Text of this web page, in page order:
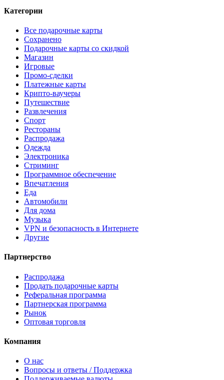
Категории
Все подарочные карты
Сохранено
Подарочные карты со скидкой
Магазин
Игровые
Промо-сделки
Платежные карты
Крипто-ваучеры
Путешествие
Развлечения
Спорт
Рестораны
Распродажа
Одежда
Электроника
Стриминг
Программное обеспечение
Впечатления
Еда
Автомобили
Для дома
Музыка
VPN и безопасность в Интернете
Другие
Партнерство
Распродажа
Продать подарочные карты
Реферальная программа
Партнерская программа
Рынок
Оптовая торговля
Компания
О нас
Вопросы и ответы / Поддержка